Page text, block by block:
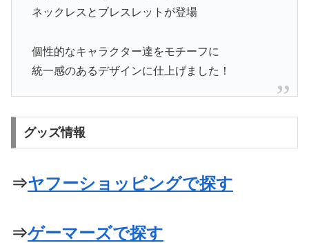
ネックレスとブレスレットが登場
個性的なキャラクター達をモチーフに
統一感のあるデザインに仕上げました！
グッズ情報
⇒ヤフーショッピングで探す
⇒ゲーマーズで探す